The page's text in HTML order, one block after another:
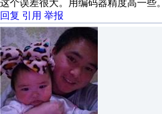
这个误差很大。用编码器精度高一些。
回复 引用 举报